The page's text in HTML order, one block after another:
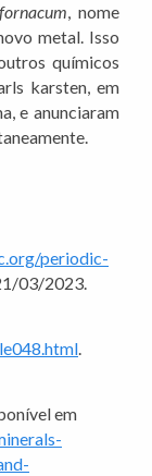
, nome
metal. Isso
químicos
karsten, em
e anunciaram
periodic-
03/2023.
.
em